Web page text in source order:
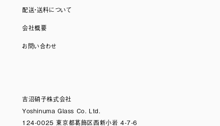
配送・送料について
会社概要
お問い合わせ
吉沼硝子株式会社
Yoshinuma Glass Co. Ltd.
124-0025 東京都葛飾区西新小岩 4-7-6